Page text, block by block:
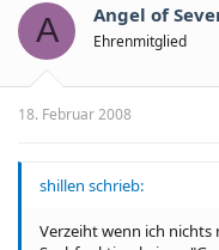
A Angel of
Ehrenmitglied
18. Februar 2008
shillen schrieb:
Verzeiht wenn ich